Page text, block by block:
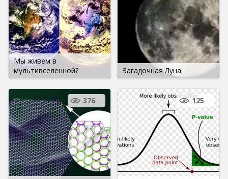
Мы живем в
мультивселенной?
Загадочная Луна
376 125